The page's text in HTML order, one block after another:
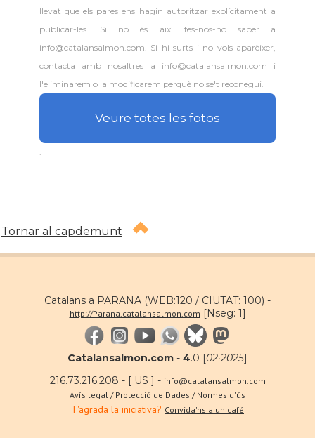
llevat que els pares ens hagin autoritzar explícitament a
publicar-les. Si no és així fes-nos-ho saber a
info@catalansalmon.com. Si hi surts i no vols aparèixer,
contacta amb nosaltres a info@catalansalmon.com i
l'eliminarem o la modificarem perquè no se't reconegui.
Veure totes les fotos
Tornar al capdemunt
Catalans a PARANA (WEB:120 / CIUTAT: 100) -
http://Parana.catalansalmon.com [Nseg: 1]
Catalansalmon.com - 4.0 [02·2025]
216.73.216.208 - [ US ] - info@catalansalmon.com
Avís legal / Protecció de Dades / Normes d'ús
T'agrada la iniciativa? Convida'ns a un café